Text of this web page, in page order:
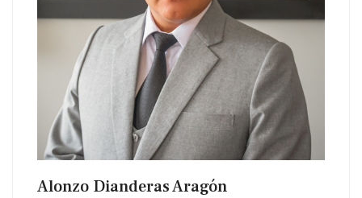
Alonzo Dianderas Aragón